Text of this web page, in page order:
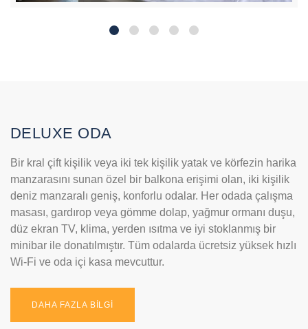
DELUXE ODA
Bir kral çift kişilik veya iki tek kişilik yatak ve körfezin harika
manzarasını sunan özel bir balkona erişimi olan, iki kişilik
deniz manzaralı geniş, konforlu odalar. Her odada çalışma
masası, gardırop veya gömme dolap, yağmur ormanı duşu,
düz ekran TV, klima, yerden ısıtma ve iyi stoklanmış bir
minibar ile donatılmıştır. Tüm odalarda ücretsiz yüksek hızlı
Wi-Fi ve oda içi kasa mevcuttur.
DAHA FAZLA BİLGİ